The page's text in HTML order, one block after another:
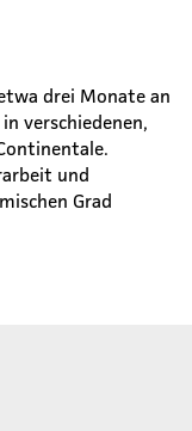
drei Monate an
verschiedenen,
und
Grad